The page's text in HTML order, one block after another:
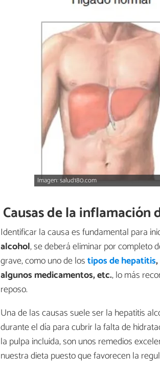
Imagen: salud180.com
Causas de la
Identificar la causa es fundamental para
alcohol, se deberá eliminar por completo
grave, como uno de lostipos de hepatitis
algunos medicamentos, etc., lo más
reposo.
Una de las causas suele ser la hepatitis
durante el día para cubrir la falta de
la pulpa incluida, son unos remedios
nuestra dieta puesto que favorecen la